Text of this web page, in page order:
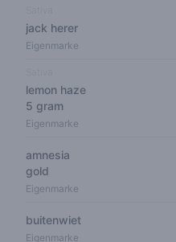
jack herer
Eigenmarke
lemon haze
5 gram
Eigenmarke
amnesia
gold
Eigenmarke
buitenwiet
Eigenmarke